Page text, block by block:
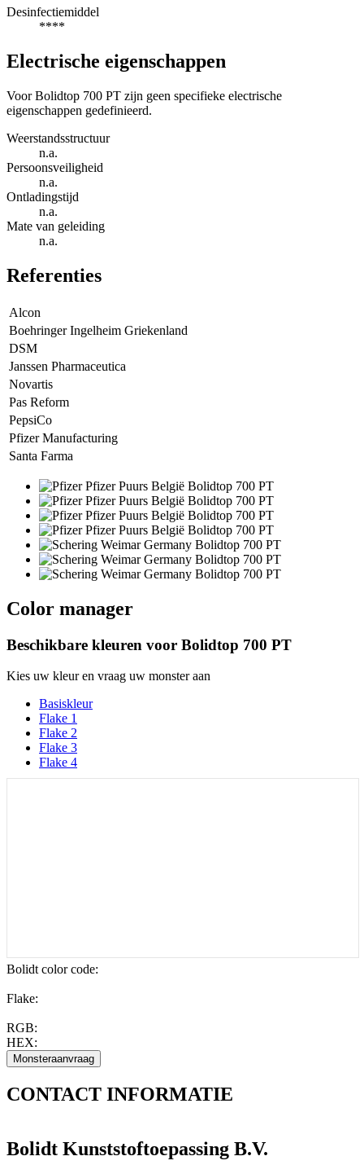
Desinfectiemiddel
****
Electrische eigenschappen
Voor Bolidtop 700 PT zijn geen specifieke electrische
eigenschappen gedefinieerd.
Weerstandsstructuur
n.a.
Persoonsveiligheid
n.a.
Ontladingstijd
n.a.
Mate van geleiding
n.a.
Referenties
Alcon
Boehringer Ingelheim Griekenland
DSM
Janssen Pharmaceutica
Novartis
Pas Reform
PepsiCo
Pfizer Manufacturing
Santa Farma
Color manager
Beschikbare kleuren voor Bolidtop 700 PT
Kies uw kleur en vraag uw monster aan
Basiskleur
Flake 1
Flake 2
Flake 3
Flake 4
Bolidt color code:
Flake:
RGB:
HEX:
CONTACT INFORMATIE
Bolidt Kunststoftoepassing B.V.